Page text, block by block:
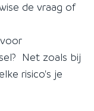
de vraag of
Net zoals bij
risico's je